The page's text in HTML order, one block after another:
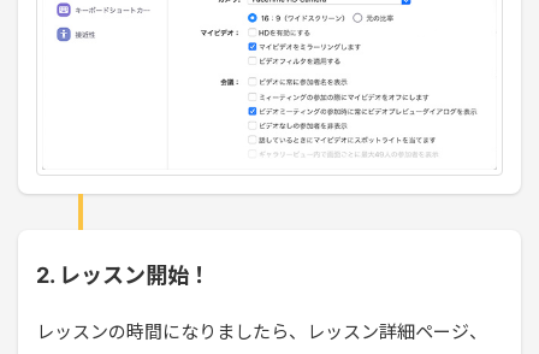
2. レッスン開始！
レッスンの時間になりましたら、レッスン詳細ページ、